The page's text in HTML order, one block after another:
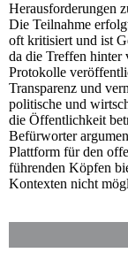
Herausforderungen
Die Teilnahme
oft kritisiert und ist
da die Treffen hinter
Protokolle
Transparenz und
politische und
die Öffentlichkeit
Befürworter
Plattform für den
führenden Köpfen
Kontexten nicht